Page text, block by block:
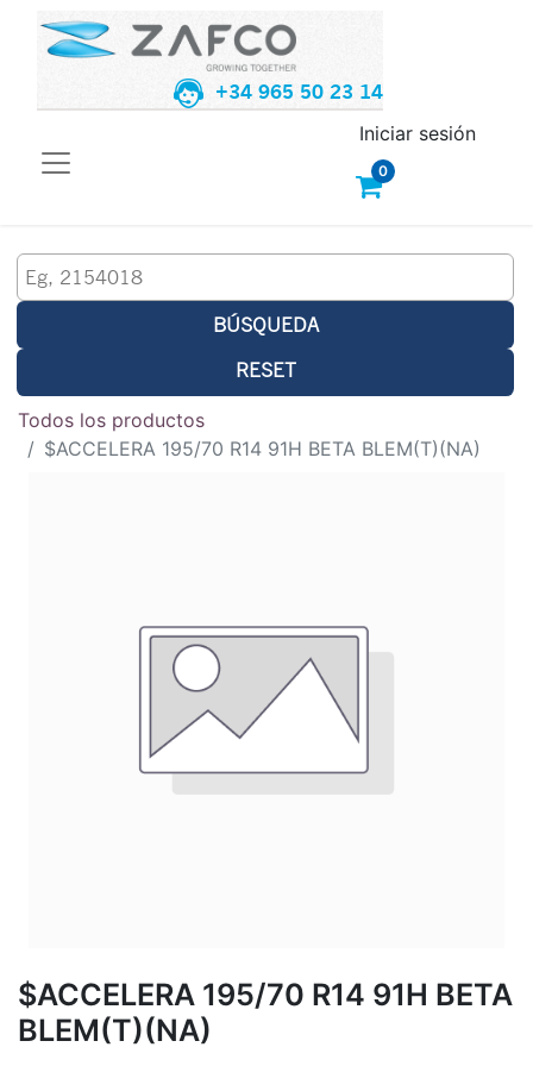
+34 965 50 23 14
0
Iniciar sesión
BÚSQUEDA
RESET
Todos los productos
$ACCELERA 195/70 R14 91H BETA BLEM(T)(NA)
$ACCELERA 195/70 R14 91H BETA
BLEM(T)(NA)